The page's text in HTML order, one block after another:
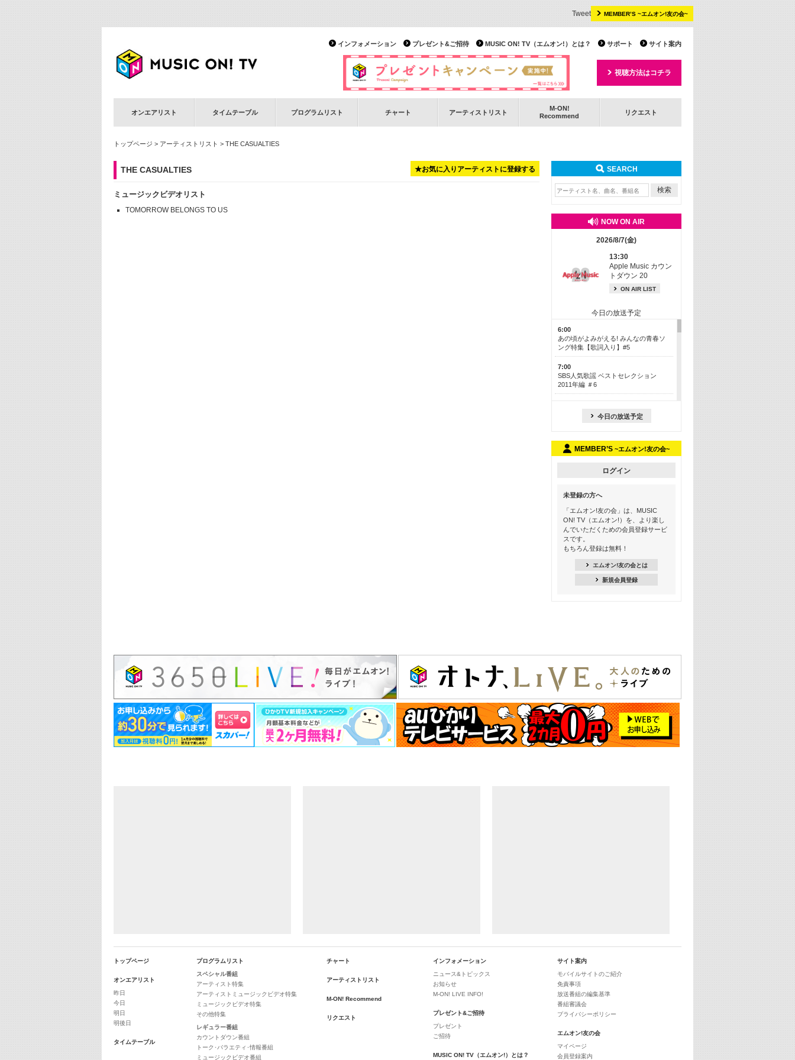
MEMBER’S ~エムオン!友の会~
Tweet
サイト案内
サポート
MUSIC ON! TV（エムオン!）とは？
プレゼント&ご招待
インフォメーション
視聴方法はコチラ
オンエアリスト タイムテーブル プログラムリスト チャート アーティストリスト
M-ON!
Recommend
リクエスト
トップページ > アーティストリスト > THE CASUALTIES
★お気に入りアーティストに登録する
THE CASUALTIES
ミュージックビデオリスト
TOMORROW BELONGS TO US
SEARCH
NOW ON AIR
2026/8/7(金)
13:30
Apple Music カウン
トダウン 20
ON AIR LIST
今日の放送予定
6:00
あの頃がよみがえる! みんなの青春ソ
ング特集【歌詞入り】#5
7:00
SBS人気歌謡 ベストセレクション
2011年編 ＃6
今も昔も愛される鉄板カラオケメドレ
ー【歌詞入り】 一挙5時間！
13:30
Apple Music カウントダウン 20
16:30
あのころK-POPヒッツ! 2018→2021年
18:30
M-ON! Countdown K
23:00
SUPER EIGHT特集
24:00
25:00
エムオン! ヒッツ
26:00
今日の放送予定
MEMBER’S ~エムオン!友の会~
ログイン
未登録の方へ
「エムオン!友の会」は、MUSIC
ON! TV（エムオン!）を、より楽し
んでいただくための会員登録サービ
スです。
もちろん登録は無料！
エムオン!友の会とは
新規会員登録
トップページ
オンエアリスト
昨日
今日
明日
明後日
タイムテーブル
プログラムリスト
スペシャル番組
アーティスト特集
アーティストミュージックビデオ特集
ミュージックビデオ特集
その他特集
レギュラー番組
カウントダウン番組
トーク･バラエティ･情報番組
ミュージックビデオ番組
チャート
アーティストリスト
M-ON! Recommend
リクエスト
インフォメーション
ニュース&トピックス
お知らせ
M-ON! LIVE INFO!
プレゼント&ご招待
プレゼント
ご招待
MUSIC ON! TV（エムオン!）とは？
サイト案内
モバイルサイトのご紹介
免責事項
放送番組の編集基準
番組審議会
プライバシーポリシー
エムオン!友の会
マイページ
会員登録案内